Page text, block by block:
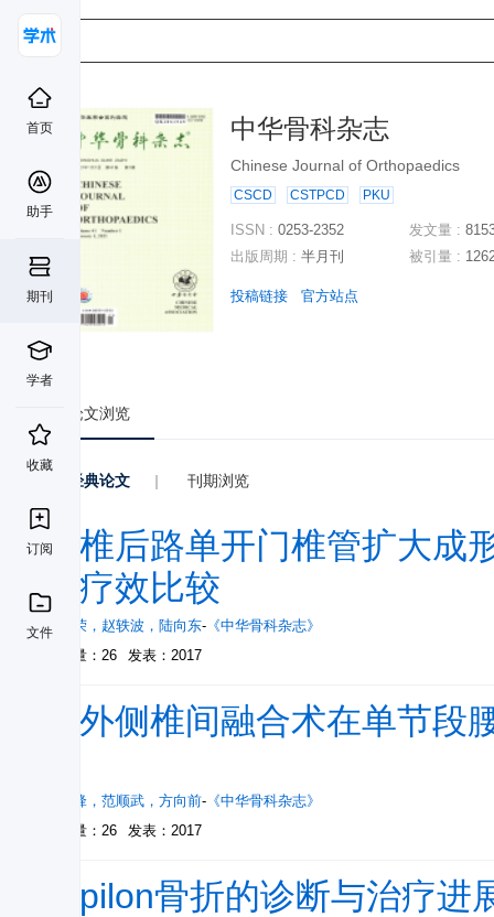
首页
助手
期刊
学者
收藏
订阅
文件
中华骨科杂志
Chinese Journal of Orthopaedics
CSCD CSTPCD PKU
ISSN : 0253-2352
出版周期 : 半月刊
发文量 :
被引量 :
投稿链接 官方站点
论文浏览
经典论文 | 刊期浏览
颈椎后路单开门椎管扩大成
的疗效比较
郝喜荣 ， 赵轶波 ， 陆向东- 《中华骨科杂志》
被引量：26
发表：2017
斜外侧椎间融合术在单节
张建锋 ， 范顺武 ， 方向前- 《中华骨科杂志》
被引量：26
发表：2017
后pilon骨折的诊断与治疗进